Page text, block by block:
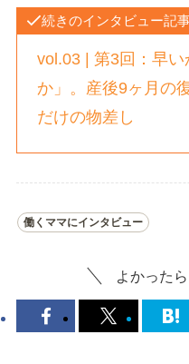
続きのインタビュー記
vol.03 | 第3回：早
か」。産後9ヶ月の
だけの物差し
働くママにインタビュー
よかった